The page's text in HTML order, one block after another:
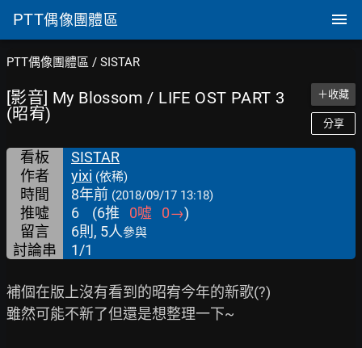
PTT偶像團體區
PTT偶像團體區 / SISTAR
[影音] My Blossom / LIFE OST PART 3
(昭宥)
＋收藏
分享
看板
SISTAR
作者
yixi (依稀)
時間 8年前 (2018/09/17 13:18)
推噓 6 (6推 0噓 0→)
留言
6則, 5人參與
討論串 1/1
補個在版上沒有看到的昭宥今年的新歌(?)
雖然可能不新了但還是想整理一下~